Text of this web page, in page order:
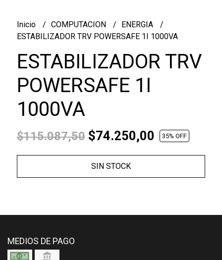
Inicio COMPUTACION
ENERGIA
ESTABILIZADOR TRV POWERSAFE 1I 1000VA
ESTABILIZADOR TRV
POWERSAFE 1I
1000VA
$115.087,50$74.250,00 35% OFF
SIN STOCK
MEDIOS DE PAGO